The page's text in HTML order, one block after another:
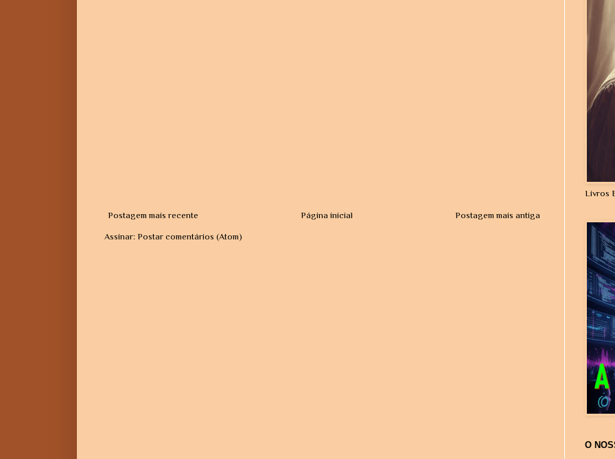
Postagem mais recente Postagem mais antiga
Página inicial
Assinar: Postar comentários (Atom)
Livros
O